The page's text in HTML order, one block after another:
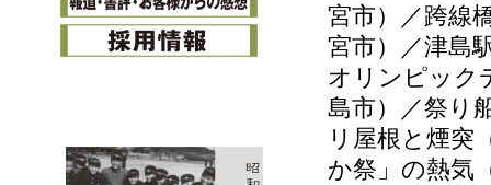
宮市）／跨線
宮市）／津島
オリンピック
島市）／祭り
リ屋根と煙突
か祭」の熱気